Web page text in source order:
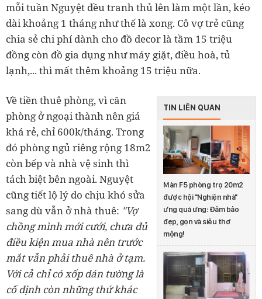
mỗi tuần Nguyệt đều tranh thủ lên làm một lần, kéo
dài khoảng 1 tháng như thế là xong. Cô vợ trẻ cũng
chia sẻ chi phí dành cho đồ decor là tầm 15 triệu
đồng còn đồ gia dụng như máy giặt, điều hoà, tủ
lạnh,... thì mất thêm khoảng 15 triệu nữa.
TIN LIÊN QUAN
Màn F5 phòng trọ 20m2
được hội "Nghiện nhà"
ưng quá ưng: Đảm bảo
đẹp, gọn và siêu thơ
mộng!
Về tiền thuê phòng, vì căn
phòng ở ngoại thành nên giá
khá rẻ, chỉ 600k/tháng. Trong
đó phòng ngủ riêng rộng 18m2
còn bếp và nhà vệ sinh thì
tách biệt bên ngoài. Nguyệt
cũng tiết lộ lý do chịu khó sửa
sang dù vẫn ở nhà thuê: "Vợ
chồng mình mới cưới, chưa đủ
điều kiện mua nhà nên trước
mắt vẫn phải thuê nhà ở tạm.
Với cả chỉ có xốp dán tường là
cố định còn những thứ khác